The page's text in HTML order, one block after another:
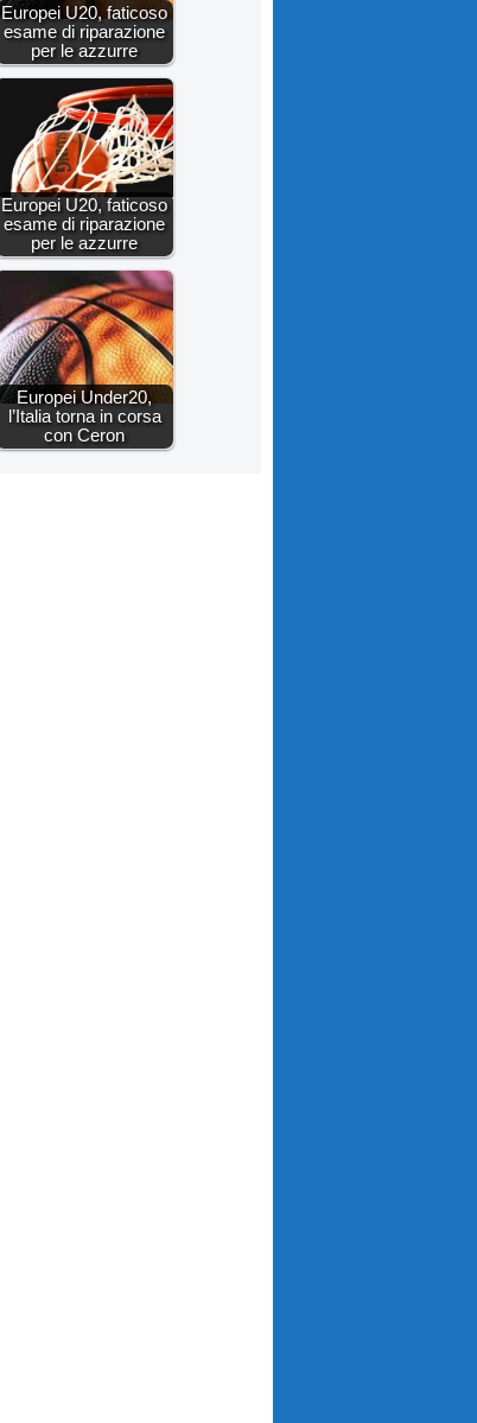
Europei U20, faticoso
esame di riparazione
per le azzurre
Europei U20, faticoso
esame di riparazione
per le azzurre
Europei Under20,
l’Italia torna in corsa
con Ceron